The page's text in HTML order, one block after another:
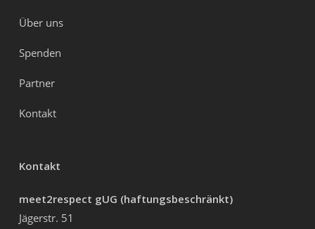
Über uns
Spenden
Partner
Kontakt
Kontakt
meet2respect gUG (haftungsbeschränkt)
Jägerstr. 51